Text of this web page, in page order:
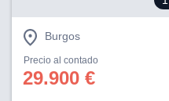
Burgos
Precio al contado
29.900 €